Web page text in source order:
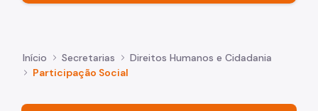
Início Secretarias
Direitos Humanos e Cidadania
Participação Social